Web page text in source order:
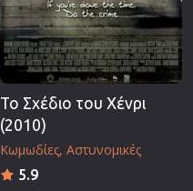
Το Σχέδιο του Χένρι
(2010)
Κωμωδίες Αστυνομικές
5.9